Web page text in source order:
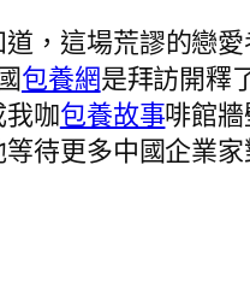
，這場荒謬的戀
包養網是拜訪開釋
咖包養故事啡館
待更多中國企業